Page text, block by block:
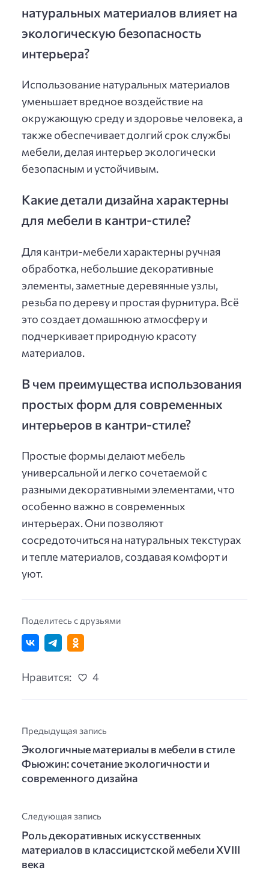
натуральных материалов влияет на
экологическую безопасность
интерьера?
Использование натуральных материалов
уменьшает вредное воздействие на
окружающую среду и здоровье человека, а
также обеспечивает долгий срок службы
мебели, делая интерьер экологически
безопасным и устойчивым.
Какие детали дизайна характерны
для мебели в кантри-стиле?
Для кантри-мебели характерны ручная
обработка, небольшие декоративные
элементы, заметные деревянные узлы,
резьба по дереву и простая фурнитура. Всё
это создает домашнюю атмосферу и
подчеркивает природную красоту
материалов.
В чем преимущества использования
простых форм для современных
интерьеров в кантри-стиле?
Простые формы делают мебель
универсальной и легко сочетаемой с
разными декоративными элементами, что
особенно важно в современных
интерьерах. Они позволяют
сосредоточиться на натуральных текстурах
и тепле материалов, создавая комфорт и
уют.
Поделитесь с друзьями
Нравится: 4
Предыдущая запись
Экологичные материалы в мебели в стиле
Фьюжин: сочетание экологичности и
современного дизайна
Следующая запись
Роль декоративных искусственных
материалов в классицистской мебели XVIII
века